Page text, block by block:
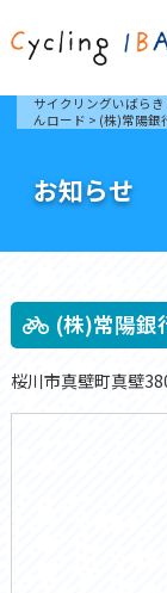
サイクリングいばらき
んロード > (株)常陽銀
お知らせ
(株)常陽銀
桜川市真壁町真壁